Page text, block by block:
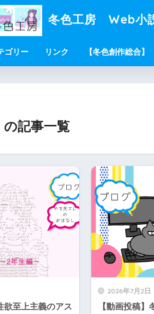
冬色工房 Web小
ゴリー リンク 【冬色創作総合】
の記事一覧
欲至上主義のアス
2026年7月2日
【動画投稿】